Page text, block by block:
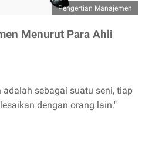
Pengertian Manajemen
Menurut Para Ahli
adalah sebagai suatu seni, tiap
dengan orang lain."